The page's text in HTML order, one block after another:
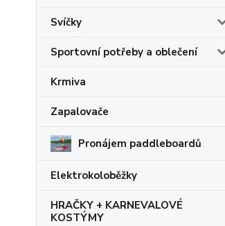
Svíčky
Sportovní potřeby a oblečení
Krmiva
Zapalovače
Pronájem paddleboardů
Elektrokoloběžky
HRAČKY + KARNEVALOVÉ
KOSTÝMY